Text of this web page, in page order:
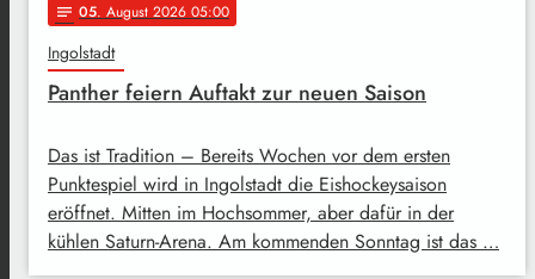
notes 05. August 2026 05:00
Ingolstadt
Panther feiern Auftakt zur neuen Saison
Das ist Tradition – Bereits Wochen vor dem ersten
Punktespiel wird in Ingolstadt die Eishockeysaison
eröffnet. Mitten im Hochsommer, aber dafür in der
kühlen Saturn-Arena. Am kommenden Sonntag ist das …